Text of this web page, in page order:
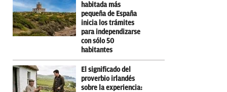
habitada más
pequeña de España
inicia los trámites
para independizarse
con sólo 50
habitantes
El significado del
proverbio irlandés
sobre la experiencia: